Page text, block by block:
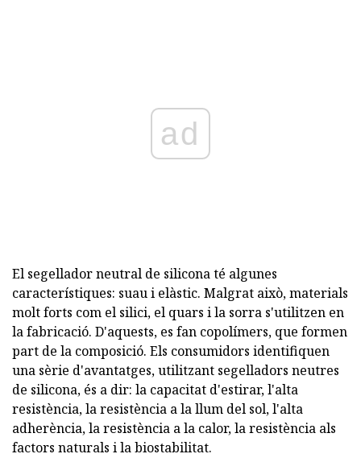
ad
El segellador neutral de silicona té algunes
característiques: suau i elàstic. Malgrat això, materials
molt forts com el silici, el quars i la sorra s'utilitzen en
la fabricació. D'aquests, es fan copolímers, que formen
part de la composició. Els consumidors identifiquen
una sèrie d'avantatges, utilitzant segelladors neutres
de silicona, és a dir: la capacitat d'estirar, l'alta
resistència, la resistència a la llum del sol, l'alta
adherència, la resistència a la calor, la resistència als
factors naturals i la biostabilitat.